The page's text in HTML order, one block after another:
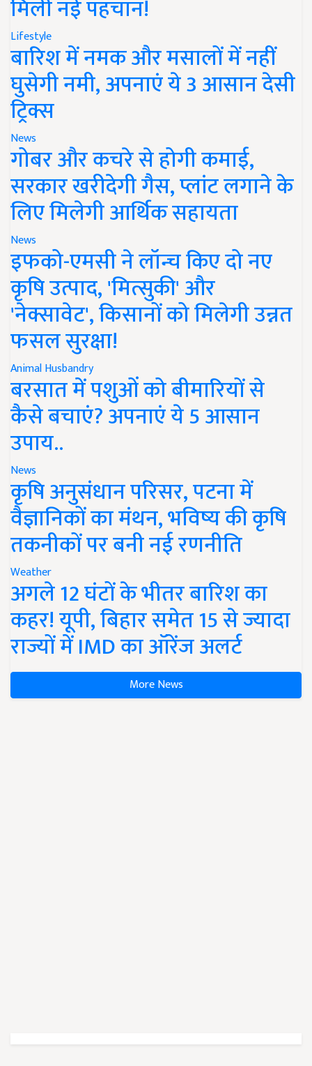
मिली नई पहचान!
Lifestyle
बारिश में नमक और मसालों में नहीं
घुसेगी नमी, अपनाएं ये 3 आसान देसी
ट्रिक्स
News
गोबर और कचरे से होगी कमाई,
सरकार खरीदेगी गैस, प्लांट लगाने के
लिए मिलेगी आर्थिक सहायता
News
इफको-एमसी ने लॉन्च किए दो नए
कृषि उत्पाद, 'मित्सुकी' और
'नेक्सावेट', किसानों को मिलेगी उन्नत
फसल सुरक्षा!
Animal Husbandry
बरसात में पशुओं को बीमारियों से
कैसे बचाएं? अपनाएं ये 5 आसान
उपाय..
News
कृषि अनुसंधान परिसर, पटना में
वैज्ञानिकों का मंथन, भविष्य की कृषि
तकनीकों पर बनी नई रणनीति
Weather
अगले 12 घंटों के भीतर बारिश का
कहर! यूपी, बिहार समेत 15 से ज्यादा
राज्यों में IMD का ऑरेंज अलर्ट
More News